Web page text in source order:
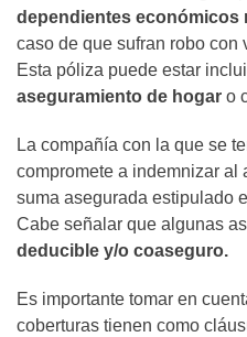
dependientes económicos
caso de que sufran robo con
Esta póliza puede estar
aseguramiento de hogar o
La compañía con la que se
compromete a indemnizar al
suma asegurada estipulado
Cabe señalar que algunas
deducible y/o coaseguro.
Es importante tomar en
coberturas tienen como